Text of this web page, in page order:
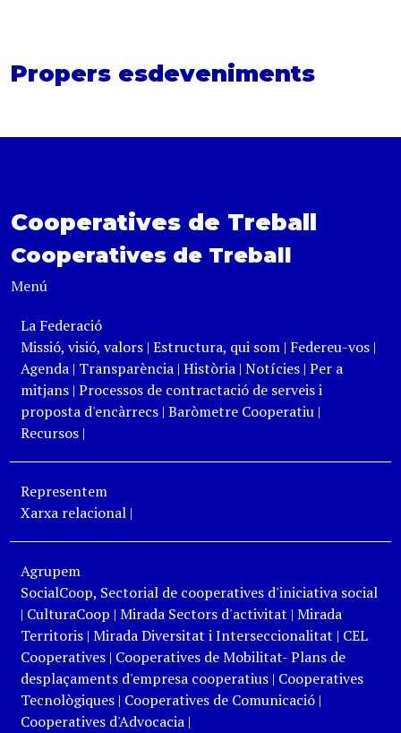
Propers esdeveniments
Cooperatives de Treball
Cooperatives de Treball
Menú
La Federació
Missió, visió, valors| Estructura, qui som| Federeu-vos|
Agenda | Transparència| Història| Notícies | Per a
mitjans| Processos de contractació de serveis i
proposta d'encàrrecs| Baròmetre Cooperatiu|
Recursos|
Representem
Xarxa relacional|
Agrupem
SocialCoop, Sectorial de cooperatives d'iniciativa social
| CulturaCoop | Mirada Sectors d'activitat | Mirada
Territoris| Mirada Diversitat i Interseccionalitat | CEL
Cooperatives| Cooperatives de Mobilitat- Plans de
desplaçaments d'empresa cooperatius| Cooperatives
Tecnològiques| Cooperatives de Comunicació|
Cooperatives d'Advocacia|